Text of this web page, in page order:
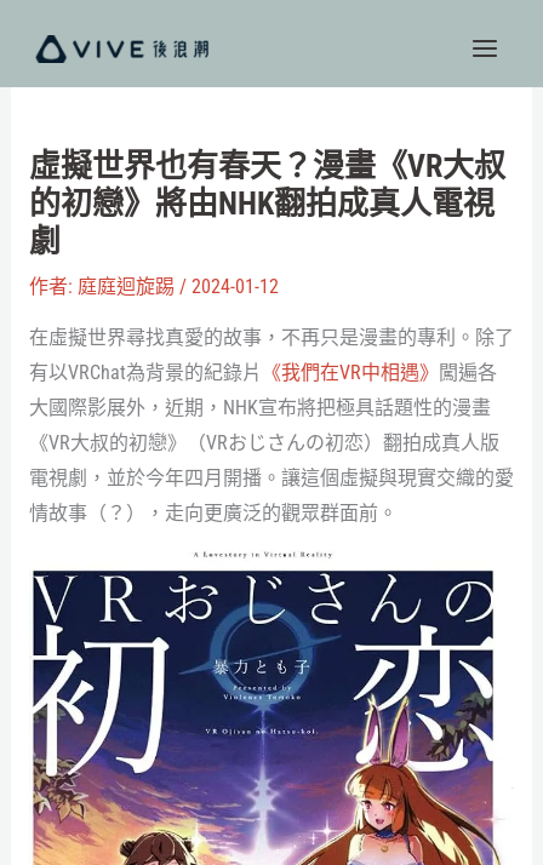
主
虛擬世界也有春天？漫畫《VR大叔
的初戀》將由NHK翻拍成真人電視
劇
作者: 庭庭迴旋踢 / 2024-01-12
在虛擬世界尋找真愛的故事，不再只是漫畫的專利。除了
有以VRChat為背景的紀錄片 《我們在VR中相遇》 闖遍各
大國際影展外，近期，NHK宣布將把極具話題性的漫畫
《VR大叔的初戀》（VRおじさんの初恋）翻拍成真人版
電視劇，並於今年四月開播。讓這個虛擬與現實交織的愛
情故事（？），走向更廣泛的觀眾群面前。